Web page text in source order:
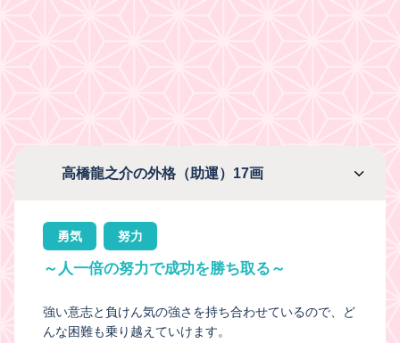
高橋龍之介の外格（助運）17画
勇気 努力
～人一倍の努力で成功を勝ち取る～
強い意志と負けん気の強さを持ち合わせているので、ど
んな困難も乗り越えていけます。